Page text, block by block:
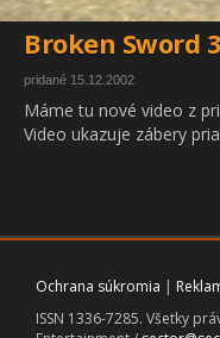
Broken Sword 3
pridané 15.12.2002
Máme tu nové video z
Video ukazuje zábery
Ochrana súkromia |
ISSN 1336-7285. Všetky